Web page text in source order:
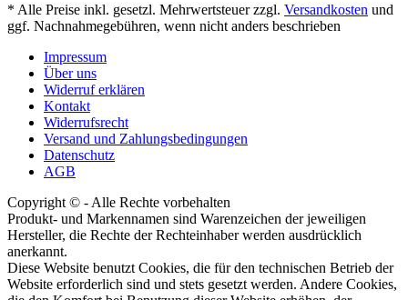
* Alle Preise inkl. gesetzl. Mehrwertsteuer zzgl. Versandkosten und
ggf. Nachnahmegebühren, wenn nicht anders beschrieben
Impressum
Über uns
Widerruf erklären
Kontakt
Widerrufsrecht
Versand und Zahlungsbedingungen
Datenschutz
AGB
Copyright © - Alle Rechte vorbehalten
Produkt- und Markennamen sind Warenzeichen der jeweiligen
Hersteller, die Rechte der Rechteinhaber werden ausdrücklich
anerkannt.
Diese Website benutzt Cookies, die für den technischen Betrieb der
Website erforderlich sind und stets gesetzt werden. Andere Cookies,